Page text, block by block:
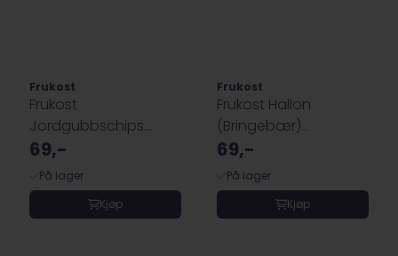
Frukost
Frukost
Jordgubbschips
Frysetørket 50g
69,-
På lager
Kjøp
Frukost
Frukost Hallon
(Bringebær)
Frysetørket 50g
69,-
På lager
Kjøp